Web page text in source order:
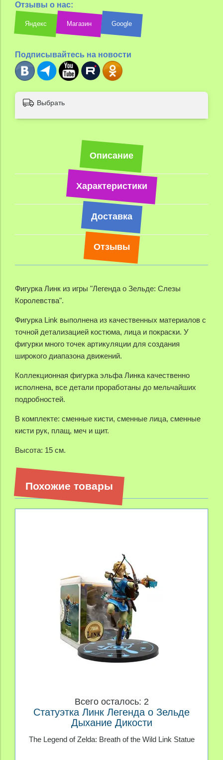
Отзывы о нас:
Яндекс Магазин Google
Подписывайтесь на новости
Выбрать
Описание
Характеристики
Доставка
Отзывы
Фигурка Линк из игры "Легенда о Зельде: Слезы
Королевства".
Фигурка Link выполнена из качественных материалов с
точной детализацией костюма, лица и покраски. У
фигурки много точек артикуляции для создания
широкого диапазона движений.
Коллекционная фигурка эльфа Линка качественно
исполнена, все детали проработаны до мельчайших
подробностей.
В комплекте: сменные кисти, сменные лица, сменные
кисти рук, плащ, меч и щит.
Высота: 15 см.
Похожие товары
Всего осталось: 2
Статуэтка Линк Легенда о Зельде
Дыхание Дикости
The Legend of Zelda: Breath of the Wild Link Statue